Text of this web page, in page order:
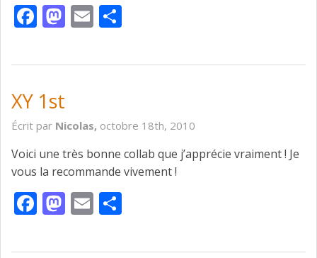
Facebook
Mastodon
Email
XY 1st
Écrit par Nicolas, octobre 18th, 2010
Voici une très bonne collab que j’apprécie vraiment ! Je
vous la recommande vivement !
Facebook
Mastodon
Email